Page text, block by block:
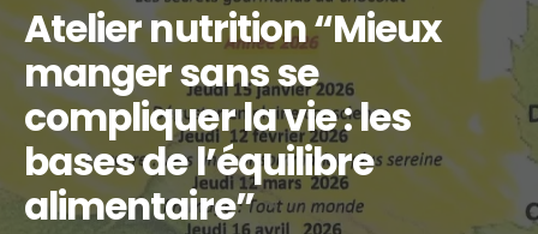
Atelier nutrition “Mieux
manger sans se
compliquer la vie : les
bases de l’équilibre
alimentaire”